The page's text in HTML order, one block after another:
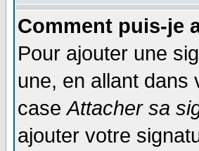
Comment puis-je
Pour ajouter une
une, en allant dans
caseAttacher sa
ajouter votre